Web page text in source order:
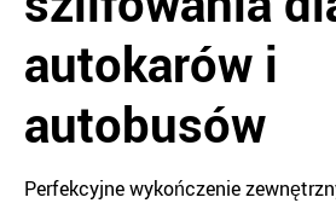
autokarów i
autobusów
Perfekcyjne wykończenie